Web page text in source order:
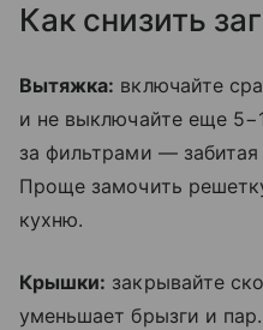
Как снизить
Вытяжка: включайте
и не выключайте еще
за фильтрами —
Проще замочить
кухню.
Крышки: закрывайте
уменьшает брызги и